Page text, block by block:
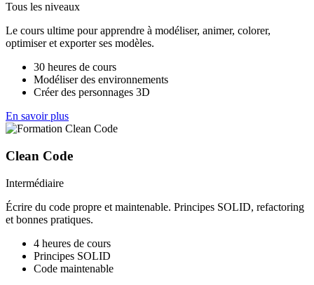
Tous les niveaux
Le cours ultime pour apprendre à modéliser, animer, colorer,
optimiser et exporter ses modèles.
30 heures de cours
Modéliser des environnements
Créer des personnages 3D
En savoir plus
Clean Code
Intermédiaire
Écrire du code propre et maintenable. Principes SOLID, refactoring
et bonnes pratiques.
4 heures de cours
Principes SOLID
Code maintenable